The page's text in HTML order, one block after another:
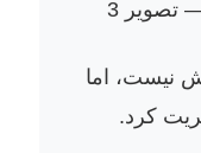
نیست، اما
کرد.